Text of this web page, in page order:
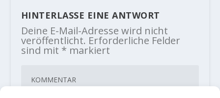
HINTERLASSE EINE ANTWORT
Deine E-Mail-Adresse wird nicht
veröffentlicht. Erforderliche Felder
sind mit * markiert